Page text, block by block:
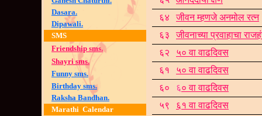
Dasara.
Dipawali.
SMS
Friendship sms.
Shayri sms.
Funny sms.
Birthday sms.
Raksha Bandhan.
Marathi Calendar
६४
जीवन म्हणजे अनमोल रत्न
६३
जीवनाच्या प्रवाहाचा
६२
५० वा वाढदिवस
६१
५० वा वाढदिवस
६०
६० वा वाढदिवस
५९
६१ वा वाढदिवस